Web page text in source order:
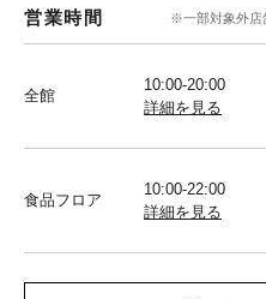
営業時間 ※一部対象外店
全館
10:00-20:00
詳細を見る
食品フロア
10:00-22:00
詳細を見る